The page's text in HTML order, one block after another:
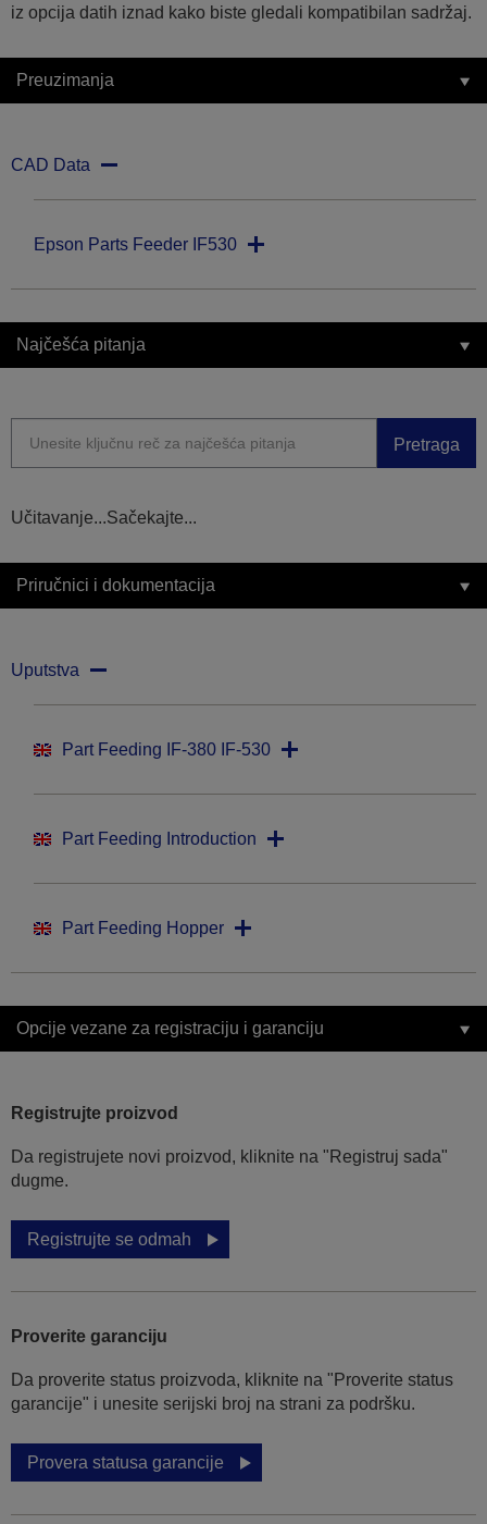
iz opcija datih iznad kako biste gledali kompatibilan sadržaj.
Preuzimanja
CAD Data
Epson Parts Feeder IF530
Najčešća pitanja
Pretraga
Učitavanje...Sačekajte...
Priručnici i dokumentacija
Uputstva
Part Feeding IF-380 IF-530
Part Feeding Introduction
Part Feeding Hopper
Opcije vezane za registraciju i garanciju
Registrujte proizvod
Da registrujete novi proizvod, kliknite na "Registruj sada"
dugme.
Registrujte se odmah
Proverite garanciju
Da proverite status proizvoda, kliknite na "Proverite status
garancije" i unesite serijski broj na strani za podršku.
Provera statusa garancije